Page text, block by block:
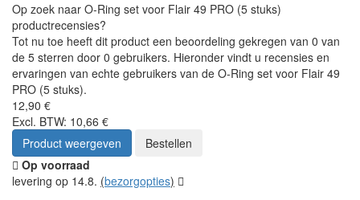
Op zoek naar O-Ring set voor Flair 49 PRO (5 stuks)
productrecensies?
Tot nu toe heeft dit product een beoordeling gekregen van 0 van
de 5 sterren door 0 gebruikers. Hieronder vindt u recensies en
ervaringen van echte gebruikers van de O-Ring set voor Flair 49
PRO (5 stuks).
12,90 €
Excl. BTW: 10,66 €
Product weergeven
Bestellen
Op voorraad
levering op 14.8. (bezorgopties)